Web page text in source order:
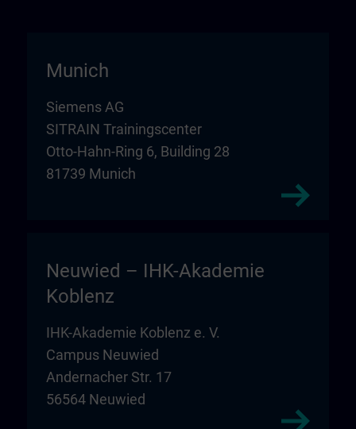
Munich
Siemens AG
SITRAIN Trainingscenter
Otto-Hahn-Ring 6, Building 28
81739 Munich
Neuwied – IHK-Akademie
Koblenz
IHK-Akademie Koblenz e. V.
Campus Neuwied
Andernacher Str. 17
56564 Neuwied